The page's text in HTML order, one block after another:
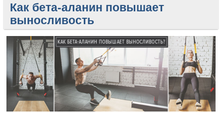
Как бета-аланин повышает
выносливость